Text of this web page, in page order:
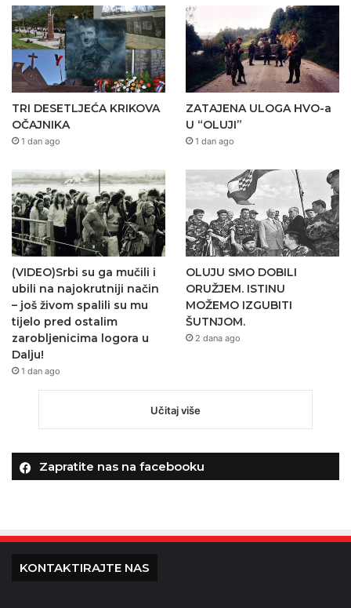
TRI DESETLJEĆA KRIKOVA
OČAJNIKA
1 dan ago
ZATAJENA ULOGA HVO-a
U “OLUJI”
1 dan ago
(VIDEO)Srbi su ga mučili i
ubili na najokrutniji način
– još živom spalili su mu
tijelo pred ostalim
zarobljenicima logora u
Dalju!
1 dan ago
OLUJU SMO DOBILI
ORUŽJEM. ISTINU
MOŽEMO IZGUBITI
ŠUTNJOM.
2 dana ago
Učitaj više
Zapratite nas na facebooku
KONTAKTIRAJTE NAS